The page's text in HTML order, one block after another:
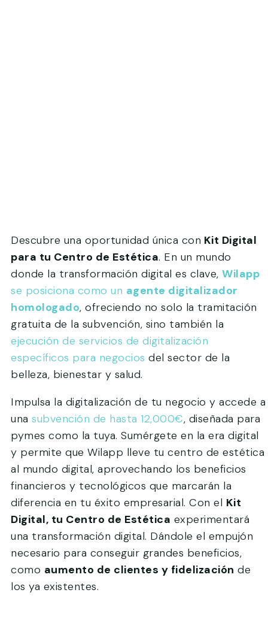
Descubre una oportunidad única con Kit Digital
para tu Centro de Estética. En un mundo
donde la transformación digital es clave, Wilapp
se posiciona como un agente digitalizador
homologado, ofreciendo no solo la tramitación
gratuita de la subvención, sino también la
ejecución de servicios de digitalización
específicos para negocios del sector de la
belleza, bienestar y salud.
Impulsa la digitalización de tu negocio y accede a
una subvención de hasta 12,000€, diseñada para
pymes como la tuya. Sumérgete en la era digital
y permite que Wilapp lleve tu centro de estética
al mundo digital, aprovechando los beneficios
financieros y tecnológicos que marcarán la
diferencia en tu éxito empresarial. Con el Kit
Digital, tu Centro de Estética experimentará
una transformación digital. Dándole el empujón
necesario para conseguir grandes beneficios,
como aumento de clientes y fidelización de
los ya existentes.